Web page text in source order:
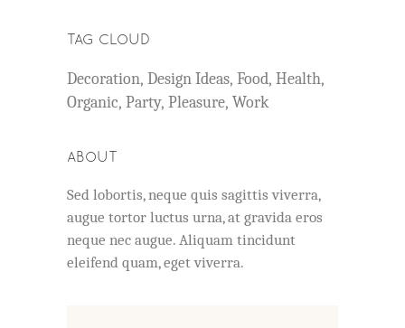
TAG CLOUD
Decoration Design Ideas Food Health
Organic Party Pleasure Work
ABOUT
Sed lobortis, neque quis sagittis viverra,
augue tortor luctus urna, at gravida eros
neque nec augue. Aliquam tincidunt
eleifend quam, eget viverra.